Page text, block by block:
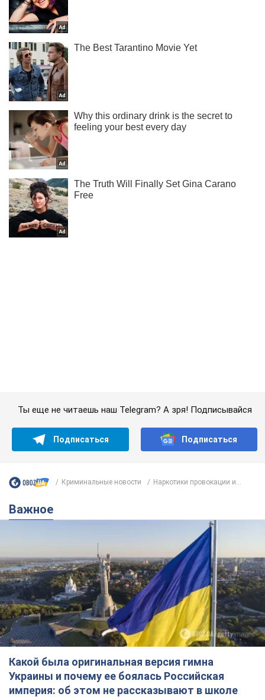
Какой была оригинальная версия гимна
Украины и почему ее боялась Российская
империя: об этом не рассказывают в школе
Государственным символом являются только первый куплет
и припев песни
годину тому 3,5 т.
Александру Пономареву – 53: что
известно о трех детях секс-
символа 90-х и как они выглядят
Несмотря на развитие карьеры, артист не
забывал о личном счастье
7 годин тому 6,9 т.